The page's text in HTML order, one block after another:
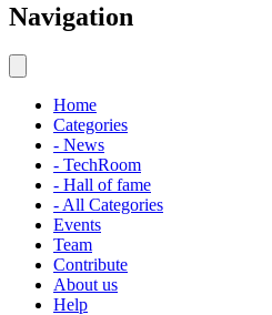
Navigation
Home
Categories
- News
- TechRoom
- Hall of fame
- All Categories
Events
Team
Contribute
About us
Help